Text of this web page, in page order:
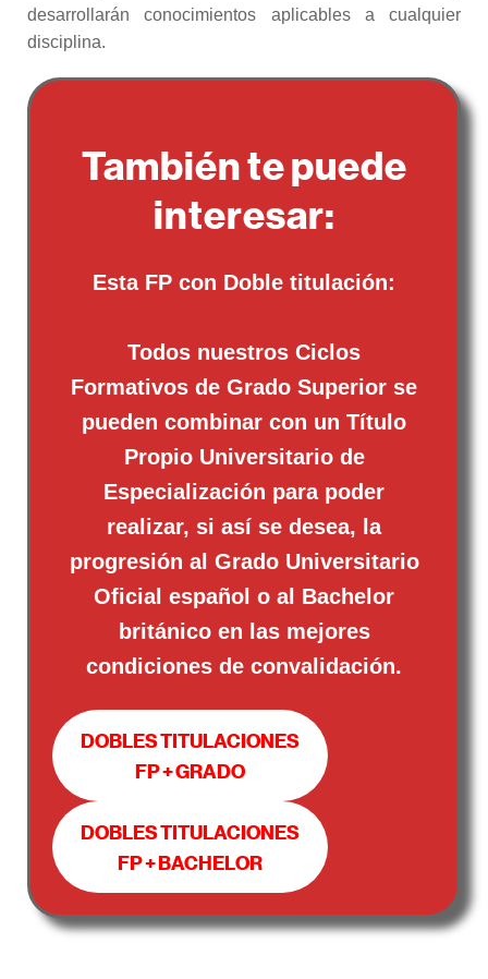
desarrollarán conocimientos aplicables a cualquier
disciplina.
También te puede
interesar:
Esta FP con Doble titulación:
Todos nuestros Ciclos
Formativos de Grado Superior se
pueden combinar con un Título
Propio Universitario de
Especialización para poder
realizar, si así se desea, la
progresión al Grado Universitario
Oficial español o al Bachelor
británico en las mejores
condiciones de convalidación.
DOBLES TITULACIONES
FP + GRADO
DOBLES TITULACIONES
FP + BACHELOR